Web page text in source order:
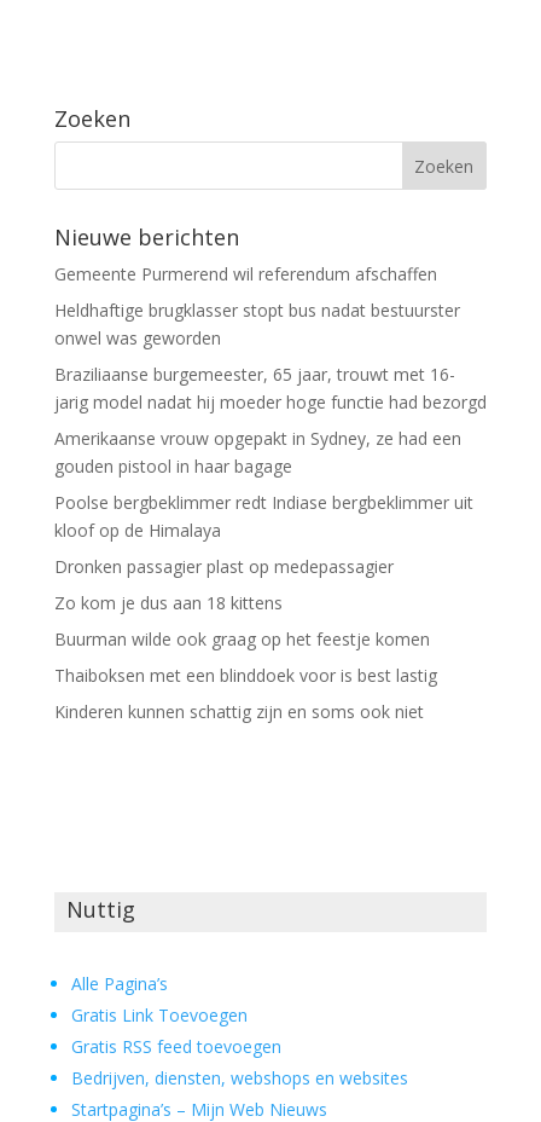
Zoeken
Nieuwe berichten
Gemeente Purmerend wil referendum afschaffen
Heldhaftige brugklasser stopt bus nadat bestuurster
onwel was geworden
Braziliaanse burgemeester, 65 jaar, trouwt met 16-
jarig model nadat hij moeder hoge functie had bezorgd
Amerikaanse vrouw opgepakt in Sydney, ze had een
gouden pistool in haar bagage
Poolse bergbeklimmer redt Indiase bergbeklimmer uit
kloof op de Himalaya
Dronken passagier plast op medepassagier
Zo kom je dus aan 18 kittens
Buurman wilde ook graag op het feestje komen
Thaiboksen met een blinddoek voor is best lastig
Kinderen kunnen schattig zijn en soms ook niet
Nuttig
Alle Pagina’s
Gratis Link Toevoegen
Gratis RSS feed toevoegen
Bedrijven, diensten, webshops en websites
Startpagina’s – Mijn Web Nieuws